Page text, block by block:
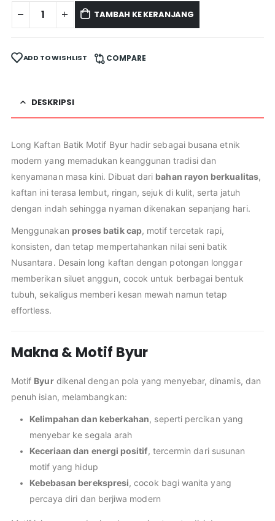
TAMBAH KE KERANJANG
ADD TO WISHLIST COMPARE
DESKRIPSI
Long Kaftan Batik Motif Byur hadir sebagai busana etnik
modern yang memadukan keanggunan tradisi dan
kenyamanan masa kini. Dibuat dari bahan rayon berkualitas,
kaftan ini terasa lembut, ringan, sejuk di kulit, serta jatuh
dengan indah sehingga nyaman dikenakan sepanjang hari.
Menggunakan proses batik cap, motif tercetak rapi,
konsisten, dan tetap mempertahankan nilai seni batik
Nusantara. Desain long kaftan dengan potongan longgar
memberikan siluet anggun, cocok untuk berbagai bentuk
tubuh, sekaligus memberi kesan mewah namun tetap
effortless.
Makna & Motif Byur
Motif Byurdikenal dengan pola yang menyebar, dinamis, dan
penuh isian, melambangkan:
Kelimpahan dan keberkahan, seperti percikan yang
menyebar ke segala arah
Keceriaan dan energi positif, tercermin dari susunan
motif yang hidup
Kebebasan berekspresi, cocok bagi wanita yang
percaya diri dan berjiwa modern